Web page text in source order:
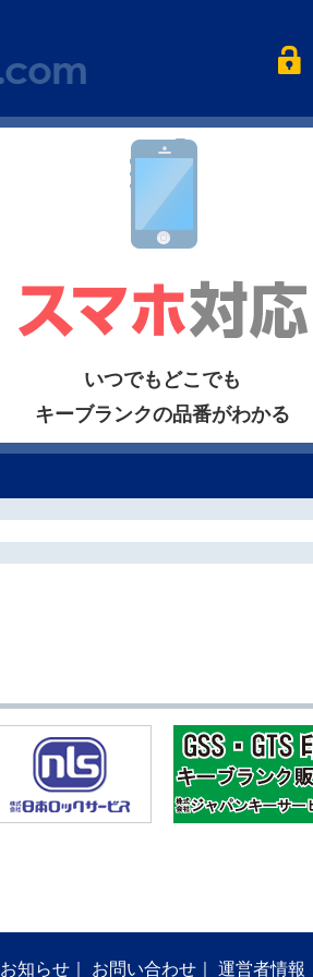
いつでもどこでも
キーブランクの品番がわかる
お知らせ お問い合わせ 運営者情報